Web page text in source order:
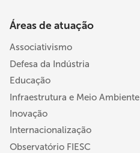
Áreas de atuação
Associativismo
Defesa da Indústria
Educação
Infraestrutura e Meio Ambiente
Inovação
Internacionalização
Observatório FIESC